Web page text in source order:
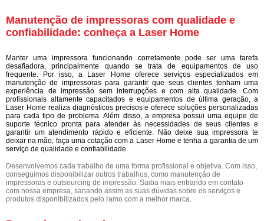
Manutenção de impressoras com qualidade e
confiabilidade: conheça a Laser Home
Manter uma impressora funcionando corretamente pode ser uma tarefa
desafiadora, principalmente quando se trata de equipamentos de uso
frequente. Por isso, a Laser Home oferece serviços especializados em
manutenção de impressoras para garantir que seus clientes tenham uma
experiência de impressão sem interrupções e com alta qualidade. Com
profissionais altamente capacitados e equipamentos de última geração, a
Laser Home realiza diagnósticos precisos e oferece soluções personalizadas
para cada tipo de problema. Além disso, a empresa possui uma equipe de
suporte técnico pronta para atender às necessidades de seus clientes e
garantir um atendimento rápido e eficiente. Não deixe sua impressora te
deixar na mão, faça uma cotação com a Laser Home e tenha a garantia de um
serviço de qualidade e confiabilidade.
Desenvolvemos cada trabalho de uma forma profissional e objetiva. Com isso,
conseguimos disponibilizar outros trabalhos, como manutenção de
impressoras e outsourcing de impressão. Saiba mais entrando em contato
com nossa empresa, sanando assim as suas dúvidas sobre os serviços e
produtos disponibilizados pelo ramo com a melhor marca.